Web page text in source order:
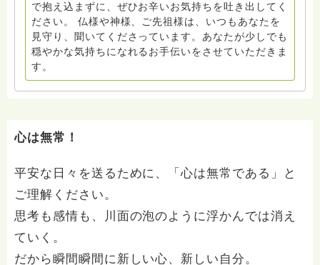
で抱え込まずに、ぜひお辛いお気持ちを吐き出してく
ださい。 仏様や神様、ご先祖様は、いつもあなたを
見守り、聞いてくださっています。あなたが少しでも
穏やかな気持ちになれるお手伝いをさせていただきま
す。
心は無常！
平安な日々を送るために、「心は無常である」と
ご理解ください。
思考も感情も、川面の泡のように浮かんでは消え
ていく。
だから瞬間瞬間に新しい心、新しい自分。